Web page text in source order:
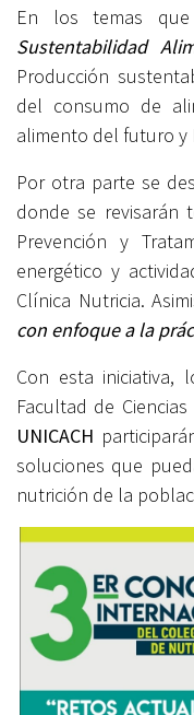
En los temas
Sustentabilidad
Producción
del consumo de
alimento del futuro y
Por otra parte se
donde se revisarán
Prevención y
energético y
Clínica Nutricia.
con enfoque a la
Con esta iniciativa,
Facultad de
UNICACH
soluciones que
nutrición de la